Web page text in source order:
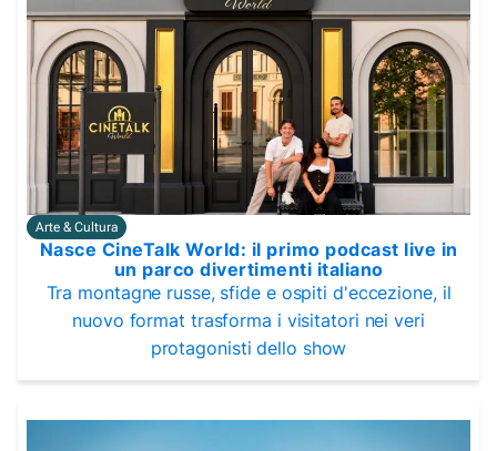
Arte & Cultura
Nasce CineTalk World: il primo podcast live in
un parco divertimenti italiano
Tra montagne russe, sfide e ospiti d'eccezione, il
nuovo format trasforma i visitatori nei veri
protagonisti dello show